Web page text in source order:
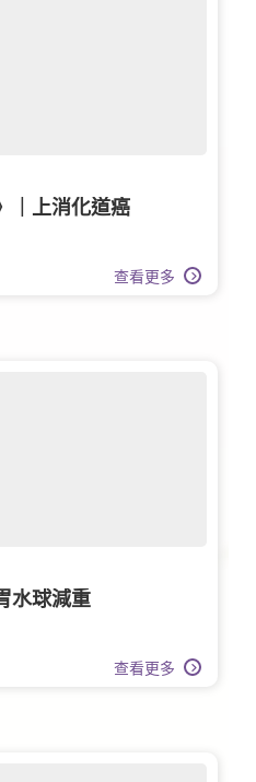
｜上消化道癌
查看更多
水球減重
查看更多